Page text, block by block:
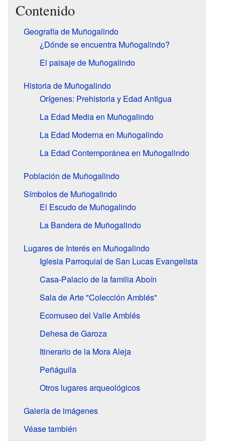
Contenido
Geografía de Muñogalindo
¿Dónde se encuentra Muñogalindo?
El paisaje de Muñogalindo
Historia de Muñogalindo
Orígenes: Prehistoria y Edad Antigua
La Edad Media en Muñogalindo
La Edad Moderna en Muñogalindo
La Edad Contemporánea en Muñogalindo
Población de Muñogalindo
Símbolos de Muñogalindo
El Escudo de Muñogalindo
La Bandera de Muñogalindo
Lugares de Interés en Muñogalindo
Iglesia Parroquial de San Lucas Evangelista
Casa-Palacio de la familia Aboín
Sala de Arte "Colección Amblés"
Ecomuseo del Valle Amblés
Dehesa de Garoza
Itinerario de la Mora Aleja
Peñáguila
Otros lugares arqueológicos
Galería de imágenes
Véase también